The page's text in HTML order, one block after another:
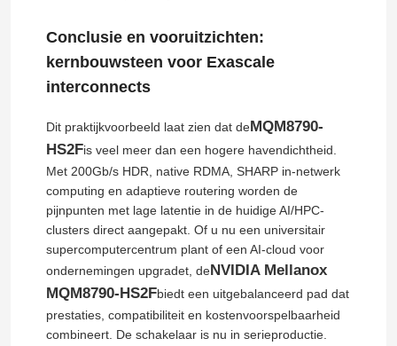
Mellanox Optische Zendontvanger
Nvidia Network Switch
NVIDIA-netwerkkaart
NVIDIA kabel
NVIDIA-optische transceiver
Conclusie en vooruitzichten:
kernbouwsteen voor Exascale
interconnects
Dit praktijkvoorbeeld laat zien dat deMQM8790-
HS2Fis veel meer dan een hogere havendichtheid.
Met 200Gb/s HDR, native RDMA, SHARP in-netwerk
computing en adaptieve routering worden de
pijnpunten met lage latentie in de huidige AI/HPC-
clusters direct aangepakt. Of u nu een universitair
supercomputercentrum plant of een AI-cloud voor
ondernemingen upgradet, deNVIDIA Mellanox
MQM8790-HS2Fbiedt een uitgebalanceerd pad dat
prestaties, compatibiliteit en kostenvoorspelbaarheid
combineert. De schakelaar is nu in serieproductie.